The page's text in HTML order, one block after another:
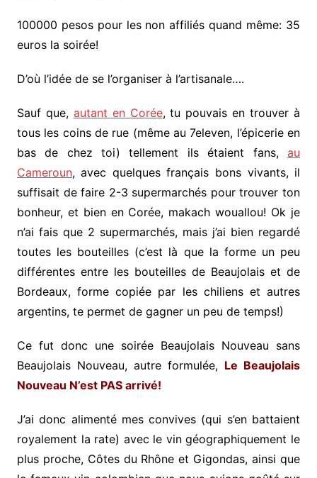
100000 pesos pour les non affiliés quand même: 35
euros la soirée!
D’où l’idée de se l’organiser à l’artisanale….
Sauf que, autant en Corée, tu pouvais en trouver à
tous les coins de rue (même au 7eleven, l’épicerie en
bas de chez toi) tellement ils étaient fans,au
Cameroun, avec quelques français bons vivants, il
suffisait de faire 2-3 supermarchés pour trouver ton
bonheur, et bien en Corée, makach wouallou! Ok je
n’ai fais que 2 supermarchés, mais j’ai bien regardé
toutes les bouteilles (c’est là que la forme un peu
différentes entre les bouteilles de Beaujolais et de
Bordeaux, forme copiée par les chiliens et autres
argentins, te permet de gagner un peu de temps!)
Ce fut donc une soirée Beaujolais Nouveau sans
Beaujolais Nouveau, autre formulée, Le Beaujolais
Nouveau N’est PAS arrivé!
J’ai donc alimenté mes convives (qui s’en battaient
royalement la rate) avec le vin géographiquement le
plus proche, Côtes du Rhône et Gigondas, ainsi que